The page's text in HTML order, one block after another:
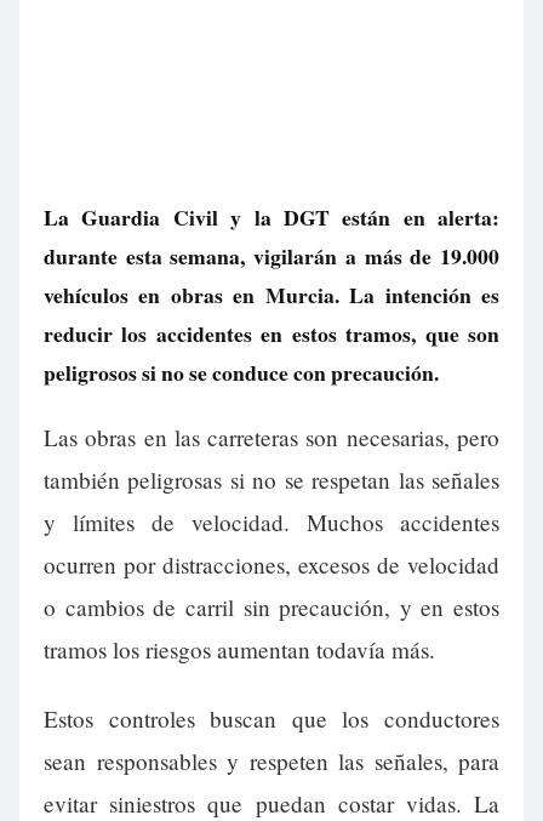
La Guardia Civil y la DGT están en alerta:
durante esta semana, vigilarán a más de 19.000
vehículos en obras en Murcia. La intención es
reducir los accidentes en estos tramos, que son
peligrosos si no se conduce con precaución.
Las obras en las carreteras son necesarias, pero
también peligrosas si no se respetan las señales
y límites de velocidad. Muchos accidentes
ocurren por distracciones, excesos de velocidad
o cambios de carril sin precaución, y en estos
tramos los riesgos aumentan todavía más.
Estos controles buscan que los conductores
sean responsables y respeten las señales, para
evitar siniestros que puedan costar vidas. La